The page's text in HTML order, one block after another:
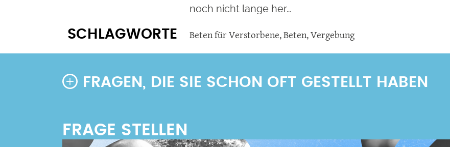
noch nicht lange her…
SCHLAGWORTE Beten für Verstorbene,Beten,Vergebung
FRAGEN, DIE SIE SCHON OFT GESTELLT HABEN